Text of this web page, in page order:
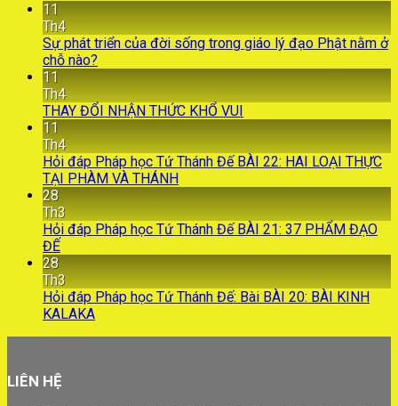
11
Th4
Sự phát triển của đời sống trong giáo lý đạo Phật nằm ở
chỗ nào?
11
Th4
THAY ĐỔI NHẬN THỨC KHỔ VUI
11
Th4
Hỏi đáp Pháp học Tứ Thánh Đế BÀI 22: HAI LOẠI THỰC
TẠI PHÀM VÀ THÁNH
28
Th3
Hỏi đáp Pháp học Tứ Thánh Đế BÀI 21: 37 PHẨM ĐẠO
ĐẾ
28
Th3
Hỏi đáp Pháp học Tứ Thánh Đế: Bài BÀI 20: BÀI KINH
KALAKA
LIÊN HỆ